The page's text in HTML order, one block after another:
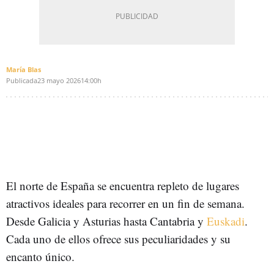
María Blas
Publicada23 mayo 202614:00h
El norte de España se encuentra repleto de lugares
atractivos ideales para recorrer en un fin de semana.
Desde Galicia y Asturias hasta Cantabria y Euskadi.
Cada uno de ellos ofrece sus peculiaridades y su
encanto único.